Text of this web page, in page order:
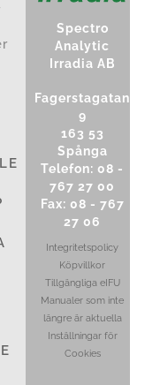
Spectro
Analytic
Irradia AB
Fagerstagatan
9
163 53
Spånga
Telefon: 08 -
767 27 00
Fax: 08 - 767
27 06
Integritetspolicy
Köpvillkor
Tillgängliga eIFU
Manualer som inte
längre är aktuella
Inställningar för
Cookies